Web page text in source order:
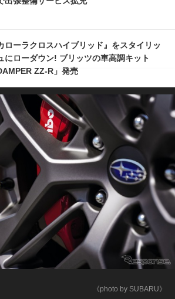
ローラクロスハイブリッド』をスタイリッ
にローダウン! ブリッツの車高調キット
ZZ-R」発売
《photo by SUBARU》